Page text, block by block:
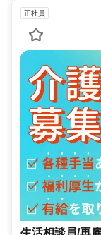
正社員
生活相談員/再